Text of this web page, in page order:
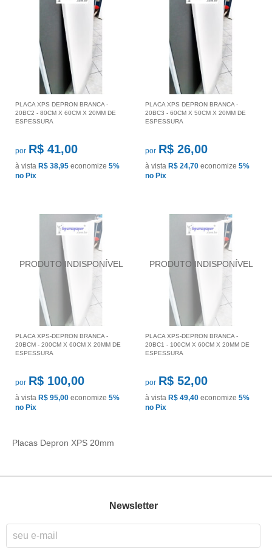
PLACA XPS DEPRON BRANCA -
20BC2 - 80CM X 60CM X 20MM DE
ESPESSURA
por R$ 41,00
à vista R$ 38,95 economize 5%
no Pix
PLACA XPS DEPRON BRANCA -
20BC3 - 60CM X 50CM X 20MM DE
ESPESSURA
por R$ 26,00
à vista R$ 24,70 economize 5%
no Pix
PLACA XPS-DEPRON BRANCA -
20BCM - 200CM X 60CM X 20MM DE
ESPESSURA
por R$ 100,00
à vista R$ 95,00 economize 5%
no Pix
PLACA XPS-DEPRON BRANCA -
20BC1 - 100CM X 60CM X 20MM DE
ESPESSURA
por R$ 52,00
à vista R$ 49,40 economize 5%
no Pix
Placas Depron XPS 20mm
Newsletter